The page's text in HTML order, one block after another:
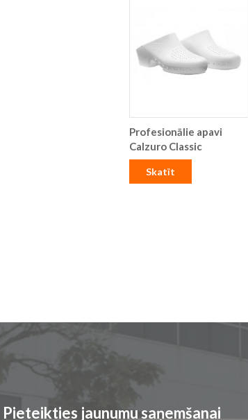
Profesionālie apavi
Calzuro Classic
Skatīt
Pieteikties jaunumu saņemšanai